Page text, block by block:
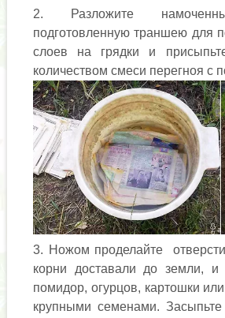
Разложите
подготовленную траншею для
слоев на грядки и
количеством смеси перегноя с
Ножом проделайте
корни доставали до земли, и
помидор, огурцов, картошки
крупными семенами.